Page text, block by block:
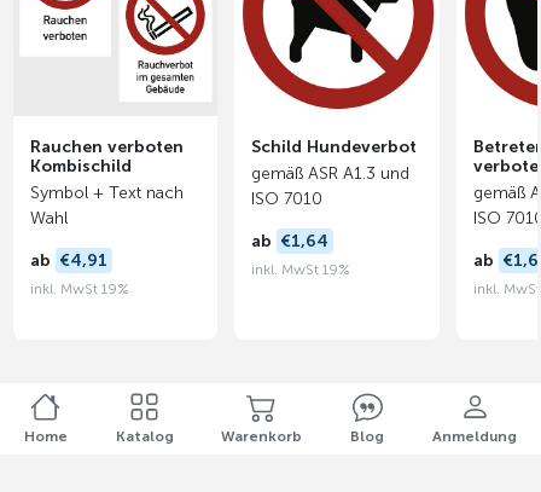
Rauchen verboten
Kombischild
Symbol + Text nach
Wahl
ab €4,91
inkl. MwSt 19%
Schild Hundeverbot
gemäß ASR A1.3 und
ISO 7010
ab €1,64
inkl. MwSt 19%
gemäß
ISO
ab
inkl.
Home Katalog Warenkorb Blog Anmeldung